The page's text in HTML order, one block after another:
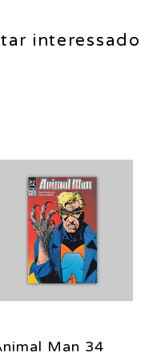
interessado
Man 34